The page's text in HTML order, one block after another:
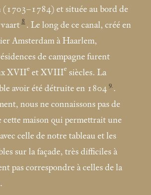
(1703–1784) et située au bord de
8 . Le long de ce canal, créé en
Amsterdam à Haarlem,
de campagne furent
XVIIe et XVIIIe siècles. La
avoir été détruite en 1804 9 .
nous ne connaissons pas de
cette maison qui permettrait une
celle de notre tableau et les
sur la façade, très difficiles à
pas correspondre à celles de la